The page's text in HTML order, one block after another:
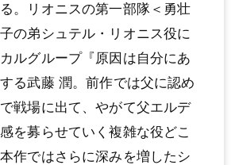
。リオニスの第⼀部隊＜勇壮
の弟シュテル・リオニス役に
ルグループ『原因は⾃分にあ
る武藤 潤。前作では⽗に認め
戦場に出て、やがて⽗エルデ
を募らせていく複雑な役どこ
作ではさらに深みを増したシ